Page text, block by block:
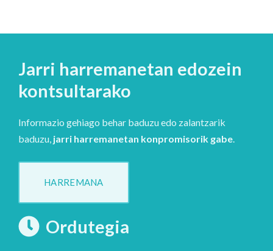
Jarri harremanetan edozein
kontsultarako
Informazio gehiago behar baduzu edo zalantzarik
baduzu, jarri harremanetan konpromisorik gabe.
HARREMANA
Ordutegia